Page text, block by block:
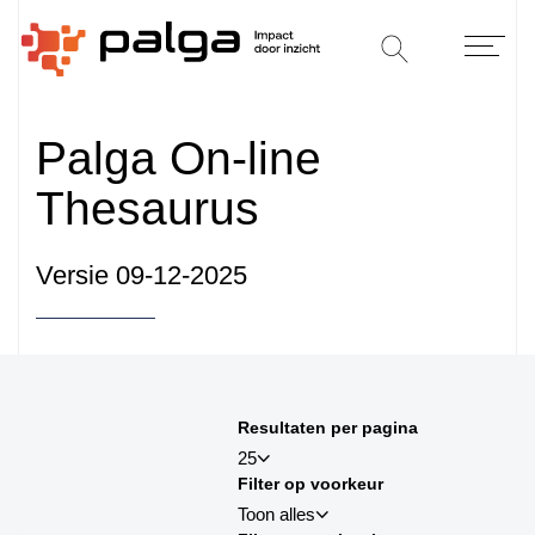
Palga On-line
Thesaurus
Versie 09-12-2025
Resultaten per pagina
25
25
Filter op voorkeur
Toon alles
sortby_title:desc
sortby_palga:asc